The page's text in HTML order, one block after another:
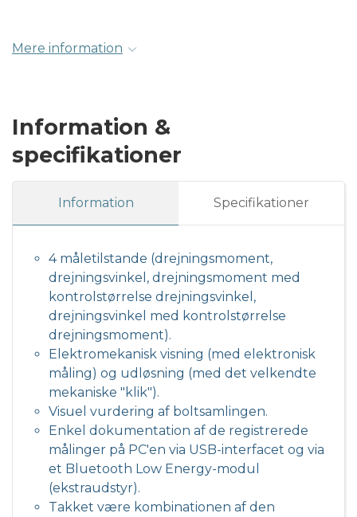
Mere information
Information &
specifikationer
Information Specifikationer
4 måletilstande (drejningsmoment,
drejningsvinkel, drejningsmoment med
kontrolstørrelse drejningsvinkel,
drejningsvinkel med kontrolstørrelse
drejningsmoment).
Elektromekanisk visning (med elektronisk
måling) og udløsning (med det velkendte
mekaniske "klik").
Visuel vurdering af boltsamlingen.
Enkel dokumentation af de registrerede
målinger på PC'en via USB-interfacet og via
et Bluetooth Low Energy-modul
(ekstraudstyr).
Takket være kombinationen af den